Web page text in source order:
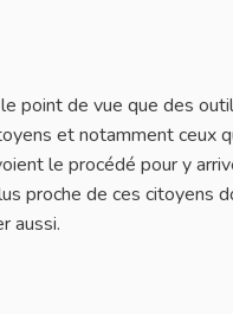
point de vue que des
et notamment ceux
le procédé pour y
proche de ces
aussi.